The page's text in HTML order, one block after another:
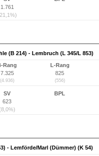
1.761
(B 214) - Lembruch (L 345/L 853)
Rang
7.325
(4.936)
L-Rang
825
(556)
SV
623
(8,0%)
BPL
- Lemförde/Marl (Dümmer) (K 54)